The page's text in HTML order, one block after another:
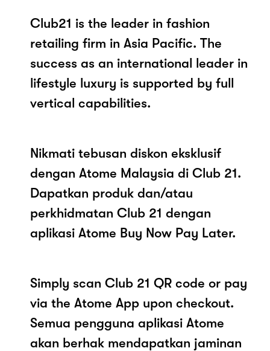
Club21 is the leader in fashion
retailing firm in Asia Pacific. The
success as an international leader in
lifestyle luxury is supported by full
vertical capabilities.
Nikmati tebusan diskon eksklusif
dengan Atome Malaysia di Club 21.
Dapatkan produk dan/atau
perkhidmatan Club 21 dengan
aplikasi Atome Buy Now Pay Later.
Simply scan Club 21 QR code or pay
via the Atome App upon checkout.
Semua pengguna aplikasi Atome
akan berhak mendapatkan jaminan